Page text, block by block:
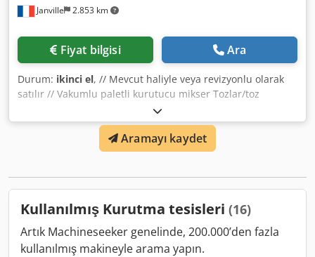
R508, Isceon 89 - Wärmeträgerflüssigkeit: Syltherm XLT
Schlauchanschluss - Abtauwasserablauf: ½"
Schlauchanschluss - Vakuumausgang: DN 25 Edelstahlrohr
und Qualifizierungsunterlagen vorhanden - Wird mit LPC
plus Computer zur Datenanalyse verkauft. - Ersatzteile
Janville 2.853 km
Fiyat bilgisi Ara
Durum: ikinci el, // Mevcut haliyle veya revizyonlu olarak
satılır // Vakumlu paletli kurutucu mikser Tozlar/toz
halindeki maddeler gibi ürünler için kullanılır. 316
paslanmaz çelik Dcjdpox Rz Spefx Acwok Tank çapı: 1000 x
2000 Hacim: 1100 litre Ceketli: 86 litre / 1 bar - 120°C
Isıtmalı karıştırıcı: 235 litre / 1 bar - 120°C 8 kazıyıcı bıçakla
giyotin vanalı boşaltım ADF 15 kW motor Kendini
Aramayı kaydet
Kullanılmış Kurutma tesisleri (16)
Artık Machineseeker genelinde, 200.000’den fazla
kullanılmış makineyle arama yapın.